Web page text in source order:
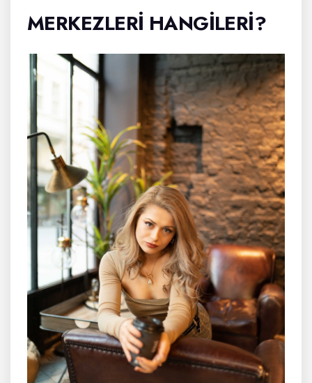
MERKEZLERI HANGILERI?